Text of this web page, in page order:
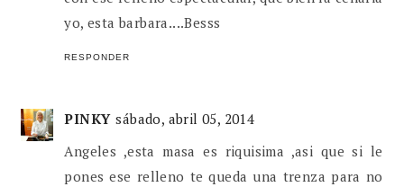
yo, esta barbara....Besss
RESPONDER
PINKY sábado, abril 05, 2014
Angeles ,esta masa es riquisima ,asi que si le
pones ese relleno te queda una trenza para no